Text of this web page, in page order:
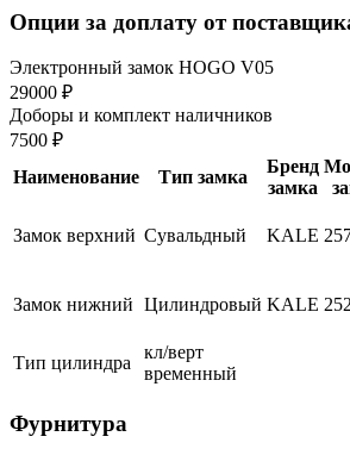
Опции за доплату от
Электронный замок HOGO V05
29000 ₽
Доборы и комплект наличников
7500 ₽
Наименование
Тип замка
Бренд
замка
Замок верхний Сувальдный KALE
Замок нижний Цилиндровый KALE
Тип цилиндра
кл/верт
временный
Фурнитура